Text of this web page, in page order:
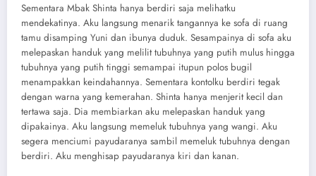
Sementara Mbak Shinta hanya berdiri saja melihatku
mendekatinya. Aku langsung menarik tangannya ke sofa di ruang
tamu disamping Yuni dan ibunya duduk. Sesampainya di sofa aku
melepaskan handuk yang melilit tubuhnya yang putih mulus hingga
tubuhnya yang putih tinggi semampai itupun polos bugil
menampakkan keindahannya. Sementara kontolku berdiri tegak
dengan warna yang kemerahan. Shinta hanya menjerit kecil dan
tertawa saja. Dia membiarkan aku melepaskan handuk yang
dipakainya. Aku langsung memeluk tubuhnya yang wangi. Aku
segera menciumi payudaranya sambil memeluk tubuhnya dengan
berdiri. Aku menghisap payudaranya kiri dan kanan.